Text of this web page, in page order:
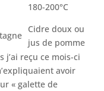
180-200°C
Cidre doux ou
jus de pomme
j’ai reçu ce mois-ci
avoir
« galette de